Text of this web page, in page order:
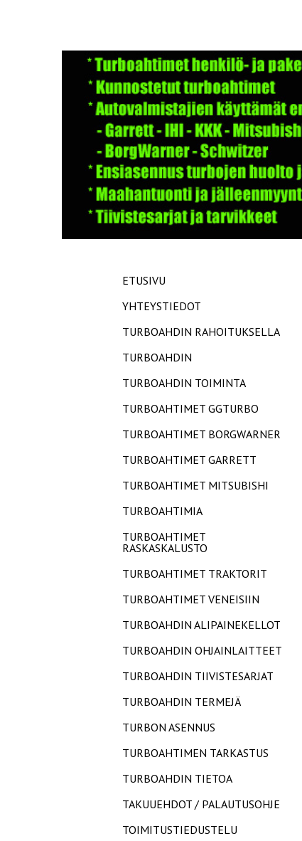
ETUSIVU
YHTEYSTIEDOT
TURBOAHDIN RAHOITUKSELLA
TURBOAHDIN
TURBOAHDIN TOIMINTA
TURBOAHTIMET GGTURBO
TURBOAHTIMET BORGWARNER
TURBOAHTIMET GARRETT
TURBOAHTIMET MITSUBISHI
TURBOAHTIMIA
TURBOAHTIMET
RASKASKALUSTO
TURBOAHTIMET TRAKTORIT
TURBOAHTIMET VENEISIIN
TURBOAHDIN ALIPAINEKELLOT
TURBOAHDIN OHJAINLAITTEET
TURBOAHDIN TIIVISTESARJAT
TURBOAHDIN TERMEJÄ
TURBON ASENNUS
TURBOAHTIMEN TARKASTUS
TURBOAHDIN TIETOA
TAKUUEHDOT / PALAUTUSOHJE
TOIMITUSTIEDUSTELU